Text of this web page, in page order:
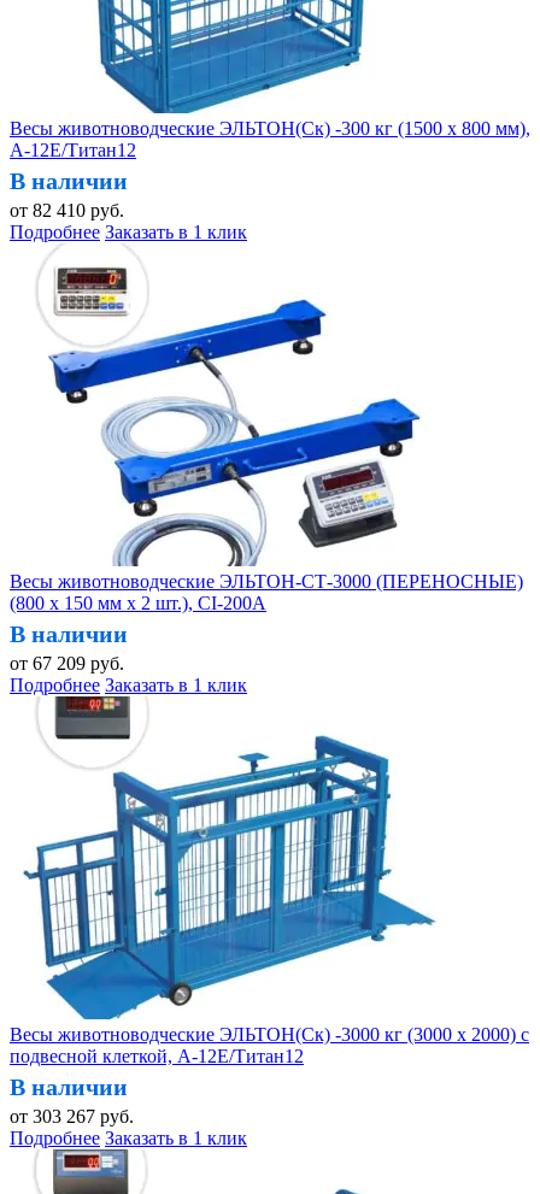
Весы животноводческие ЭЛЬТОН(Ск) -300 кг (1500 х 800 мм),
А-12Е/Титан12
В наличии
от 82 410 руб.
Подробнее Заказать в 1 клик
Весы животноводческие ЭЛЬТОН-СТ-3000 (ПЕРЕНОСНЫЕ)
(800 х 150 мм х 2 шт.), CI-200A
В наличии
от 67 209 руб.
Подробнее Заказать в 1 клик
Весы животноводческие ЭЛЬТОН(Ск) -3000 кг (3000 х 2000) с
подвесной клеткой, А-12Е/Титан12
В наличии
от 303 267 руб.
Подробнее Заказать в 1 клик